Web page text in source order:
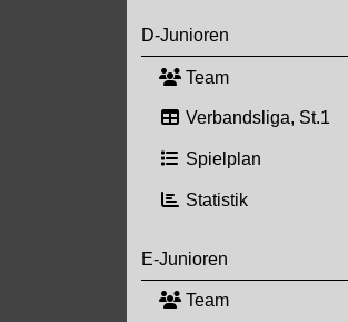
D-Junioren
Team
Verbandsliga, St.1
Spielplan
Statistik
E-Junioren
Team